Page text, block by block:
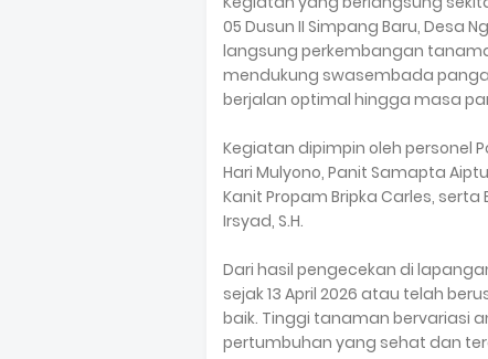
05 Dusun II Simpang Baru, Desa
langsung perkembangan
mendukung swasembada
berjalan optimal hingga masa
Kegiatan dipimpin oleh personel
Hari Mulyono, Panit Samapta
Kanit Propam Bripka Carles,
Irsyad, S.H.
Dari hasil pengecekan di
sejak 13 April 2026 atau telah
baik. Tinggi tanaman bervariasi
pertumbuhan yang sehat dan